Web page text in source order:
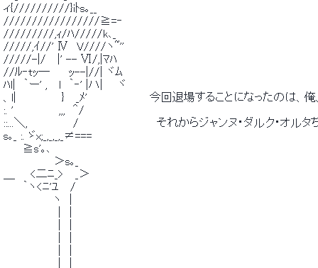
ィ{//////////}iﾄs｡__
/////////////////≧=‐
/////////,ｨ/ﾊ/////k､_
/////,ｲ//' Ⅳ　V////ヽ~''
/////-|/　 |' -- Ⅵ/,|ﾏﾊ
//ﾙ‐tｯ―　　 ｯ--|//| ヾﾑ
ﾊl|　｀ー' ,　 l　｀‐' |ハ| 　 ヾ
、l|　 　 　 　 }　 _ﾒ'　　　　　　　　今回退場することになったのは
:. '　 　 　 　 ,,,　＾/
::...＼,　 　 　 　 /　　　　　　　　　　それからジャンヌ・ダルク・オル
s｡_ :. ゞx;_,_,_,_≠===
≧s'｡､
＞s｡_
＿　　<二ﾆ_>　 _＞
｀ヽ<ﾆ'ﾕ　 /
ヽ　|